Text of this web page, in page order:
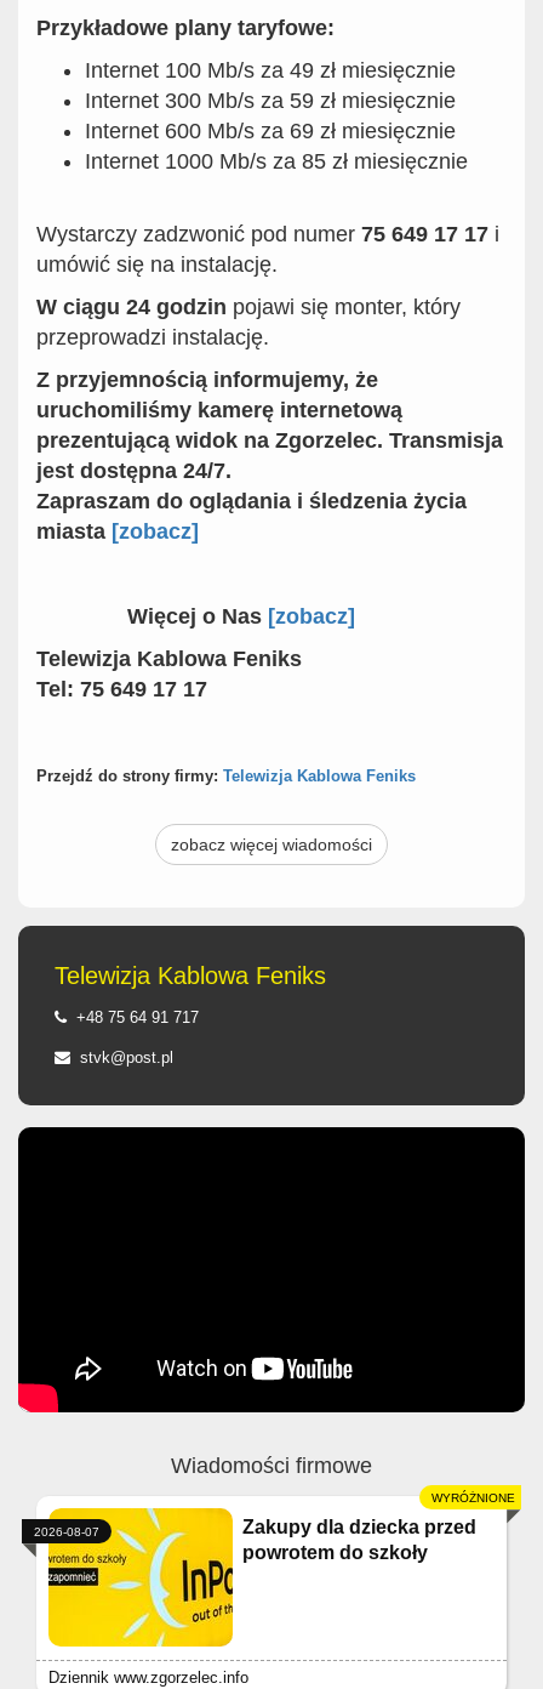
Przykładowe plany taryfowe:
Internet 100 Mb/s za 49 zł miesięcznie
Internet 300 Mb/s za 59 zł miesięcznie
Internet 600 Mb/s za 69 zł miesięcznie
Internet 1000 Mb/s za 85 zł miesięcznie
Wystarczy zadzwonić pod numer 75 649 17 17 i
umówić się na instalację.
W ciągu 24 godzin pojawi się monter, który
przeprowadzi instalację.
Z przyjemnością informujemy, że
uruchomiliśmy kamerę internetową
prezentującą widok na Zgorzelec. Transmisja
jest dostępna 24/7.
Zapraszam do oglądania i śledzenia życia
miasta [zobacz]
Więcej o Nas [zobacz]
Telewizja Kablowa Feniks
Tel: 75 649 17 17
Przejdź do strony firmy: Telewizja Kablowa Feniks
zobacz więcej wiadomości
Telewizja Kablowa Feniks
+48 75 64 91 717
stvk@post.pl
Wiadomości firmowe
Zakupy dla dziecka przed
powrotem do szkoły
Dziennik www.zgorzelec.info
2026-08-07